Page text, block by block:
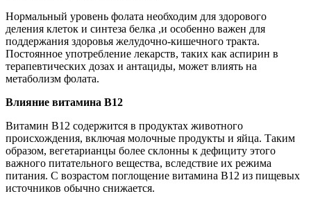
Нормальный уровень фолата необходим для здорового
деления клеток и синтеза белка ,и особенно важен для
поддержания здоровья желудочно-кишечного тракта.
Постоянное употребление лекарств, таких как аспирин в
терапевтических дозах и антациды, может влиять на
метаболизм фолата.
Влияние витамина B12
Витамин B12 содержится в продуктах животного
происхождения, включая молочные продукты и яйца. Таким
образом, вегетарианцы более склонны к дефициту этого
важного питательного вещества, вследствие их режима
питания. С возрастом поглощение витамина B12 из пищевых
источников обычно снижается.